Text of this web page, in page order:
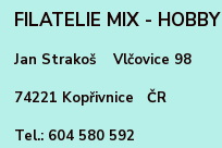
FILATELIE MIX - HOBBY
Jan Strakoš Vlčovice 98
74221 Kopřivnice ČR
Tel.: 604 580 592